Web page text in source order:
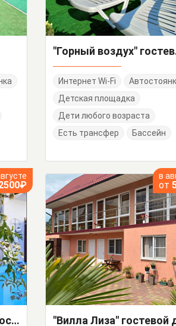
Интернет Wi-Fi
Детская площадка
Дети любого возраста
Есть трансфер
Бассейн
"Ласточкино гнездо" гостевой дом
в
от